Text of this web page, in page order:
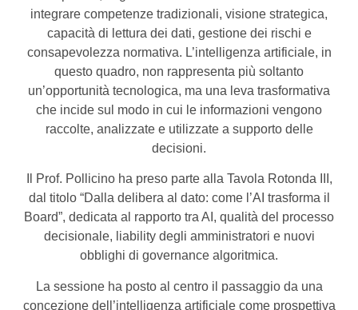
integrare competenze tradizionali, visione strategica,
capacità di lettura dei dati, gestione dei rischi e
consapevolezza normativa. L’intelligenza artificiale, in
questo quadro, non rappresenta più soltanto
un’opportunità tecnologica, ma una leva trasformativa
che incide sul modo in cui le informazioni vengono
raccolte, analizzate e utilizzate a supporto delle
decisioni.
Il Prof. Pollicino ha preso parte alla Tavola Rotonda III,
dal titolo “Dalla delibera al dato: come l’AI trasforma il
Board”, dedicata al rapporto tra AI, qualità del processo
decisionale, liability degli amministratori e nuovi
obblighi di governance algoritmica.
La sessione ha posto al centro il passaggio da una
concezione dell’intelligenza artificiale come prospettiva